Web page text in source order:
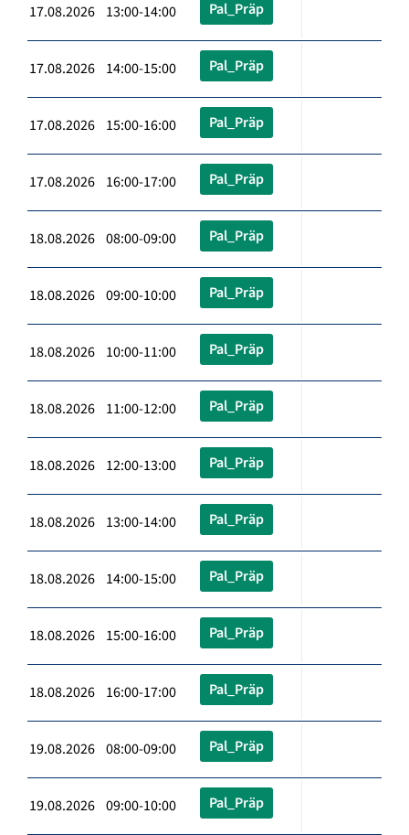
17.08.2026 13:00-14:00 Pal_Präp
17.08.2026 14:00-15:00 Pal_Präp
17.08.2026 15:00-16:00 Pal_Präp
17.08.2026 16:00-17:00 Pal_Präp
18.08.2026 08:00-09:00 Pal_Präp
18.08.2026 09:00-10:00 Pal_Präp
18.08.2026 10:00-11:00 Pal_Präp
18.08.2026 11:00-12:00 Pal_Präp
18.08.2026 12:00-13:00 Pal_Präp
18.08.2026 13:00-14:00 Pal_Präp
18.08.2026 14:00-15:00 Pal_Präp
18.08.2026 15:00-16:00 Pal_Präp
18.08.2026 16:00-17:00 Pal_Präp
19.08.2026 08:00-09:00 Pal_Präp
19.08.2026 09:00-10:00 Pal_Präp